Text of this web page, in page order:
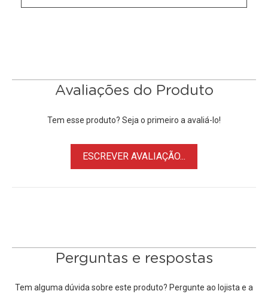
Avaliações do Produto
Tem esse produto? Seja o primeiro a avaliá-lo!
ESCREVER AVALIAÇÃO...
Perguntas e respostas
Tem alguma dúvida sobre este produto? Pergunte ao lojista e a